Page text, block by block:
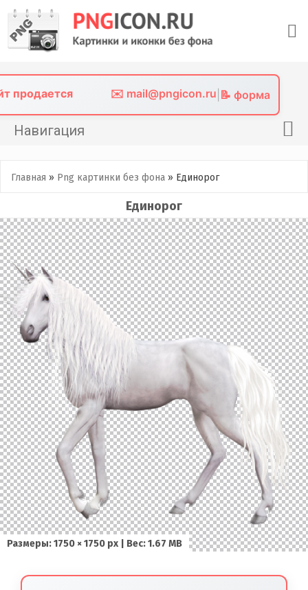
content
продается ✉️ mail@pngicon.ru 📝 форма
Навигация
Png иконки
Фото без фона
Контакты
Главная » Png картинки без фона » Единорог
Единорог
Размеры: 1750 × 1750 px | Вес: 1.67 MB